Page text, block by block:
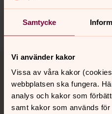
Samtycke
Vi använder kakor
Vissa av våra kakor
webbplatsen ska fungera.
analys och kakor som
samt kakor som används
Dela
Tillbaka till toppen
Tillbaka till innehållet
Kontakt